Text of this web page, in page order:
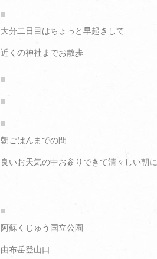
大分二日目はちょっと早起きして
近くの神社までお散歩
朝ごはんまでの間
良いお天気の中お参りできて清々しい朝
阿蘇くじゅう国立公園
由布岳登山口